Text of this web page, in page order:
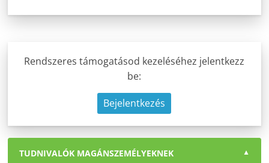
Rendszeres támogatásod kezeléséhez jelentkezz
be:
Bejelentkezés
TUDNIVALÓK MAGÁNSZEMÉLYEKNEK